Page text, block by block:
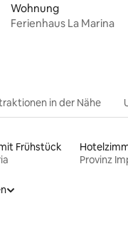
Wohnung
Ferienhaus La Marina
in der Nähe
Frühstück
Provinz